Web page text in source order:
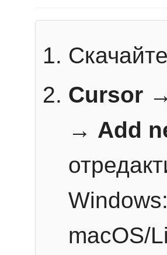
Скачайте
Cursor
→ Add
Windows:
macOS/